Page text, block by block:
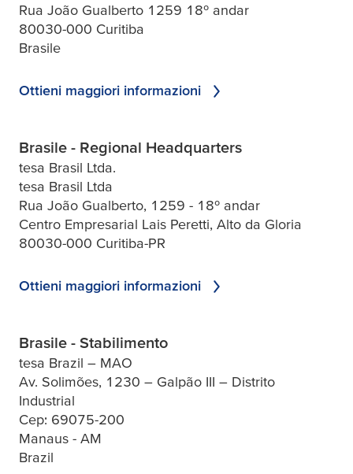
Rua João Gualberto 1259 18º andar
80030-000 Curitiba
Brasile
Ottieni maggiori informazioni
Brasile - Regional Headquarters
tesa Brasil Ltda.
tesa Brasil Ltda
Rua João Gualberto, 1259 - 18º andar
Centro Empresarial Lais Peretti, Alto da Gloria
80030-000 Curitiba-PR
Ottieni maggiori informazioni
Brasile - Stabilimento
tesa Brazil – MAO
Av. Solimões, 1230 – Galpão III – Distrito
Industrial
Cep: 69075-200
Manaus - AM
Brazil